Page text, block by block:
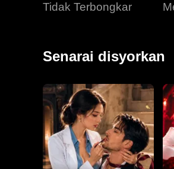
Tidak Terbongkar
Senarai disyorkan